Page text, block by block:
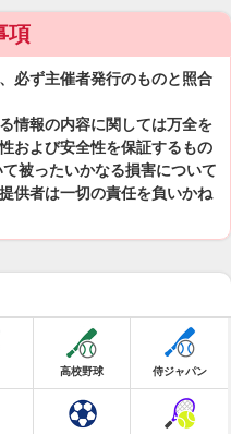
項
必ず主催者発行のものと照合
情報の内容に関しては万全を
および安全性を保証するもの
被ったいかなる損害について
供者は一切の責任を負いかね
高校野球 侍ジャパン